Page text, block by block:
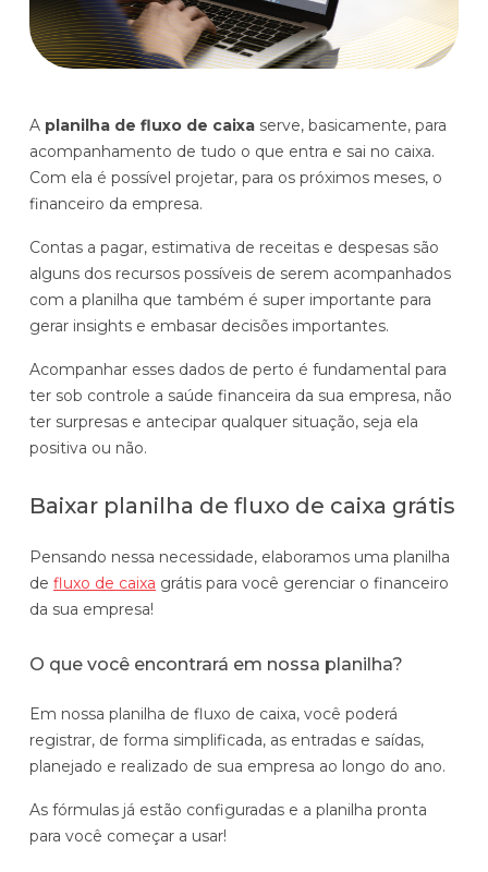
Prophix Fluxo (Cash Management)
de caixa.
Complexidade de gestão de caixa baixa e média
Empresas que faturam entre R$30M e R$200M por ano
Conheça o produto
Demonstração Gratuita
Automatize planejamento, fechamento e
Complexidade Alta
Empresas que faturam acima de R$200M por ano
Conheça o produto
Demonstração Gratuita
orçamentária
Distribuição e Logística
A planilha de fluxo de caixa serve, basicamente, para
acompanhamento de tudo o que entra e sai no caixa.
Com ela é possível projetar, para os próximos meses, o
financeiro da empresa.
Contas a pagar, estimativa de receitas e despesas são
alguns dos recursos possíveis de serem acompanhados
com a planilha que também é super importante para
gerar insights e embasar decisões importantes.
Acompanhar esses dados de perto é fundamental para
ter sob controle a saúde financeira da sua empresa, não
ter surpresas e antecipar qualquer situação, seja ela
positiva ou não.
Baixar planilha de fluxo de caixa grátis
Pensando nessa necessidade, elaboramos uma planilha
de fluxo de caixa grátis para você gerenciar o financeiro
da sua empresa!
O que você encontrará em nossa planilha?
Em nossa planilha de fluxo de caixa, você poderá
registrar, de forma simplificada, as entradas e saídas,
planejado e realizado de sua empresa ao longo do ano.
As fórmulas já estão configuradas e a planilha pronta
para você começar a usar!